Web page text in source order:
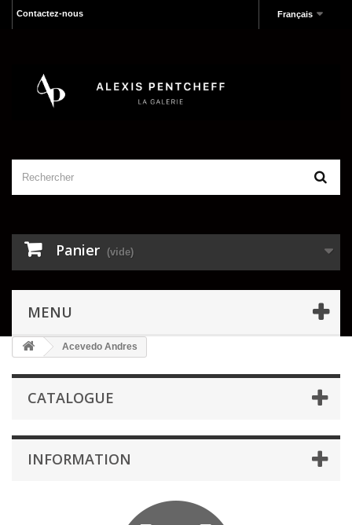
Français
Contactez-nous
Panier (vide)
MENU
Acevedo Andres
CATALOGUE
INFORMATION